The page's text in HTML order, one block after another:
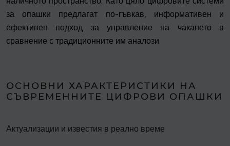
за опашки предлагат по-гъвкав, информативен и
ефективен подход за управление на чакането в
сравнение с традиционните им аналози.
ОСНОВНИ ХАРАКТЕРИСТИКИ НА
СЪВРЕМЕННИТЕ ЦИФРОВИ ОПАШКИ
Актуализации и известия в реално време